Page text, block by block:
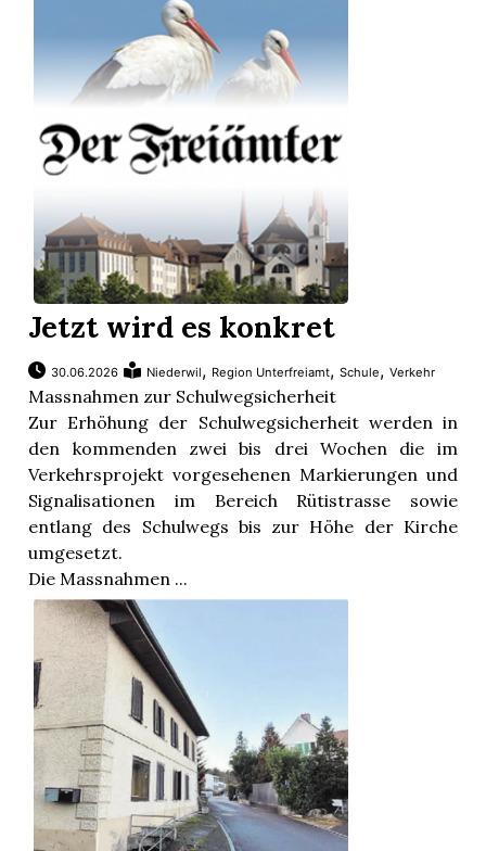
Jetzt wird es konkret
30.06.2026 Niederwil, Region Unterfreiamt,Schule,Verkehr
Massnahmen zur Schulwegsicherheit
Zur Erhöhung der Schulwegsicherheit werden in
den kommenden zwei bis drei Wochen die im
Verkehrsprojekt vorgesehenen Markierungen und
Signalisationen im Bereich Rütistrasse sowie
entlang des Schulwegs bis zur Höhe der Kirche
umgesetzt.
Die Massnahmen ...